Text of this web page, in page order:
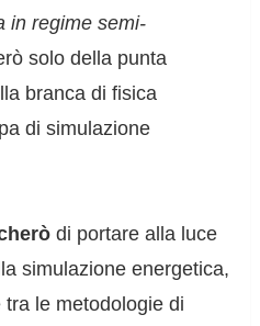
in regime semi-
solo della punta
branca di fisica
di simulazione
di portare alla luce
simulazione energetica,
le metodologie di